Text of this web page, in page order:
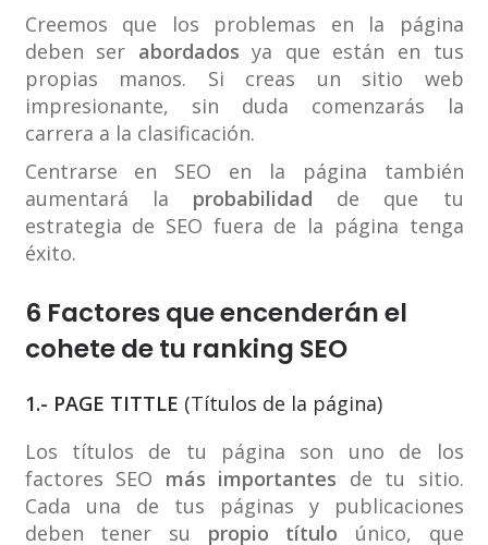
Creemos que los problemas en la página
deben ser abordados ya que están en tus
propias manos. Si creas un sitio web
impresionante, sin duda comenzarás la
carrera a la clasificación.
Centrarse en SEO en la página también
aumentará la probabilidad de que tu
estrategia de SEO fuera de la página tenga
éxito.
6 Factores que encenderán el
cohete de tu ranking SEO
1.- PAGE TITTLE (Títulos de la página)
Los títulos de tu página son uno de los
factores SEO más importantes de tu sitio.
Cada una de tus páginas y publicaciones
deben tener su propio título único, que